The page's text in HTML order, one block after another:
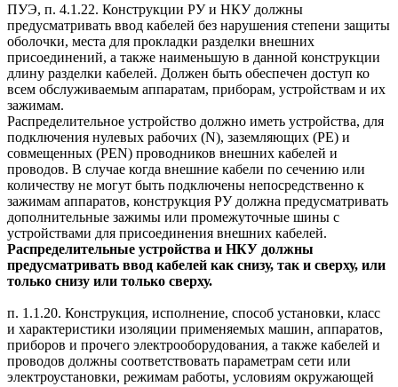
ПУЭ, п. 4.1.22. Конструкции РУ и НКУ должны
предусматривать ввод кабелей без нарушения степени защиты
оболочки, места для прокладки разделки внешних
присоединений, а также наименьшую в данной конструкции
длину разделки кабелей. Должен быть обеспечен доступ ко
всем обслуживаемым аппаратам, приборам, устройствам и их
зажимам.
Распределительное устройство должно иметь устройства, для
подключения нулевых рабочих (N), заземляющих (РЕ) и
совмещенных (PEN) проводников внешних кабелей и
проводов. В случае когда внешние кабели по сечению или
количеству не могут быть подключены непосредственно к
зажимам аппаратов, конструкция РУ должна предусматривать
дополнительные зажимы или промежуточные шины с
устройствами для присоединения внешних кабелей.
Распределительные устройства и НКУ должны
предусматривать ввод кабелей как снизу, так и сверху, или
только снизу или только сверху.
п. 1.1.20. Конструкция, исполнение, способ установки, класс
и характеристики изоляции применяемых машин, аппаратов,
приборов и прочего электрооборудования, а также кабелей и
проводов должны соответствовать параметрам сети или
электроустановки, режимам работы, условиям окружающей